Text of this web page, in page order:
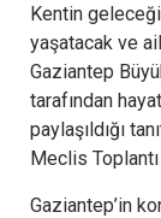
Kentin
yaşatacak ve
Gaziantep
tarafından
paylaşıldığı
Meclis
Gaziantep’in